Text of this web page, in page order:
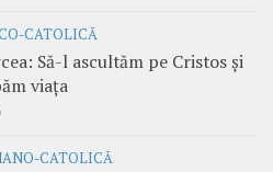
CATOLICĂ
Să-l ascultăm pe Cristos și
viața
CATOLICĂ